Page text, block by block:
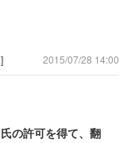
2015/07/28 14:00
の許可を得て、翻